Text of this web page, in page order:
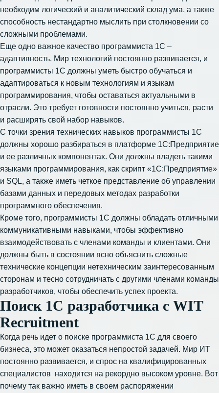
необходим логический и аналитический склад ума, а также
способность нестандартно мыслить при столкновении со
сложными проблемами.
Еще одно важное качество программиста 1С –
адаптивность. Мир технологий постоянно развивается, и
программисты 1С должны уметь быстро обучаться и
адаптироваться к новым технологиям и языкам
программирования, чтобы оставаться актуальными в
отрасли. Это требует готовности постоянно учиться, расти
и расширять свой набор навыков.
С точки зрения технических навыков программисты 1С
должны хорошо разбираться в платформе 1С:Предприятие
и ее различных компонентах. Они должны владеть такими
языками программирования, как скрипт «1С:Предприятие»
и SQL, а также иметь четкое представление об управлении
базами данных и передовых методах разработки
программного обеспечения.
Кроме того, программисты 1С должны обладать отличными
коммуникативными навыками, чтобы эффективно
взаимодействовать с членами команды и клиентами. Они
должны быть в состоянии ясно объяснить сложные
технические концепции нетехническим заинтересованным
сторонам и тесно сотрудничать с другими членами команды
разработчиков, чтобы обеспечить успех проекта.
Поиск 1С разработчика с WIT
Recruitment
Когда речь идет о поиске программиста 1С для своего
бизнеса, это может оказаться непростой задачей. Мир ИТ
постоянно развивается, и спрос на квалифицированных
специалистов находится на рекордно высоком уровне. Вот
почему так важно иметь в своем распоряжении